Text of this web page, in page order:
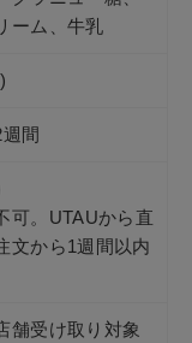
ーム、牛乳
間
可。UTAUから直
文から1週間以内
舗受け取り対象